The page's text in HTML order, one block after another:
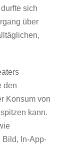
sich
über
den
Konsum von
kann.
Bild, In-App-